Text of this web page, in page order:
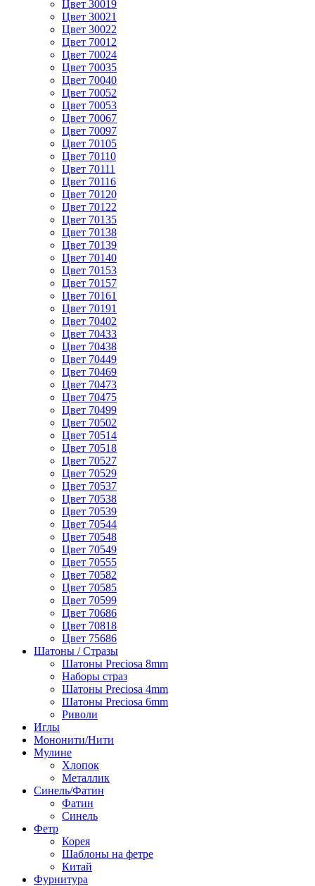
Цвет 30019
Цвет 30021
Цвет 30022
Цвет 70012
Цвет 70024
Цвет 70035
Цвет 70040
Цвет 70052
Цвет 70053
Цвет 70067
Цвет 70097
Цвет 70105
Цвет 70110
Цвет 70111
Цвет 70116
Цвет 70120
Цвет 70122
Цвет 70135
Цвет 70138
Цвет 70139
Цвет 70140
Цвет 70153
Цвет 70157
Цвет 70161
Цвет 70191
Цвет 70402
Цвет 70433
Цвет 70438
Цвет 70449
Цвет 70469
Цвет 70473
Цвет 70475
Цвет 70499
Цвет 70502
Цвет 70514
Цвет 70518
Цвет 70527
Цвет 70529
Цвет 70537
Цвет 70538
Цвет 70539
Цвет 70544
Цвет 70548
Цвет 70549
Цвет 70555
Цвет 70582
Цвет 70585
Цвет 70599
Цвет 70686
Цвет 70818
Цвет 75686
Шатоны / Стразы
Шатоны Preciosa 8mm
Наборы страз
Шатоны Preciosa 4mm
Шатоны Preciosa 6mm
Риволи
Иглы
Мононити/Нити
Мулине
Хлопок
Металлик
Синель/Фатин
Фатин
Синель
Фетр
Корея
Шаблоны на фетре
Китай
Фурнитура